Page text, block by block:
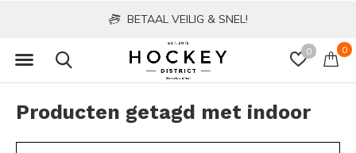
0 0
BETAAL VEILIG & SNEL!
Producten getagd met indoor